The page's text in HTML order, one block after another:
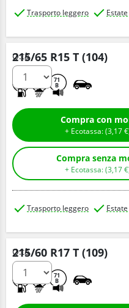
Trasporto leggero Estate
215/65 R15 T (104)
71
B
Q.tà
+ Ecotassa: (3,17€
+ Ecotassa: (3,17€
Trasporto leggero Estate
215/60 R17 T (109)
71
B
Q.tà